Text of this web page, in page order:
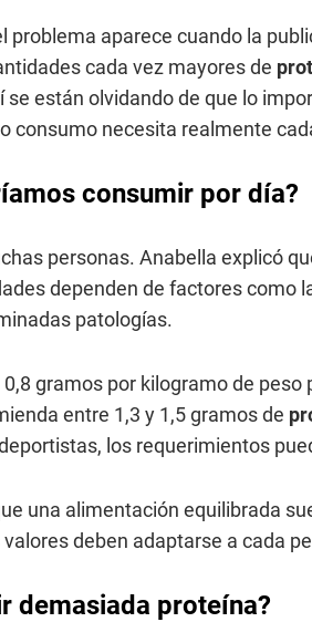
problema aparece cuando la
cada vez mayores de
se están olvidando de que lo
consumo necesita realmente
consumir por día?
personas. Anabella explicó
dependen de factores como
patologías.
gramos por kilogramo de
entre 1,3 y 1,5 gramos de
los requerimientos
una alimentación equilibrada
deben adaptarse a cada
demasiada proteína?